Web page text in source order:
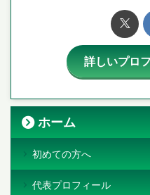
詳しいプロ
ホーム
初めての方へ
代表プロフィール